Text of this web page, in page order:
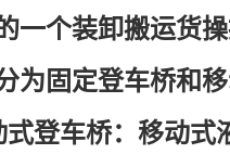
一个装卸搬运货操
为固定登车桥和
登车桥： 移动式